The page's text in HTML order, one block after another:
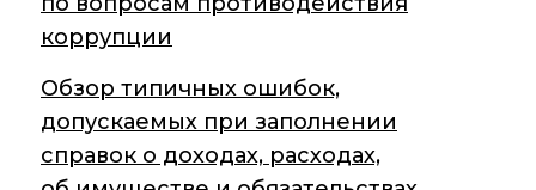
Основные
деятельности
коррупции
Обзор типичных ошибок,
допускаемых при заполнении
справок о доходах, расходах,